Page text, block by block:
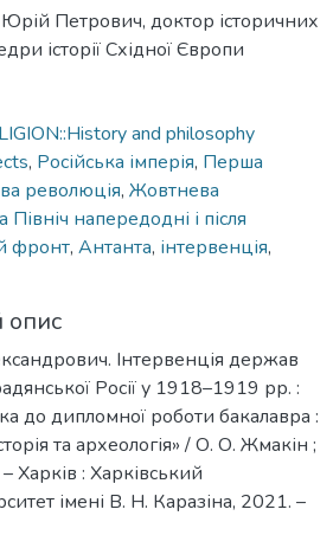
Петрович, доктор історичних
історії Східної Європи
and philosophy
, Російська імперія, Перша
революція, Жовтнева
Північ напередодні і після
фронт, Антанта, інтервенція,
опис
Інтервенція держав
Росії у 1918–1919 рр. :
до дипломної роботи бакалавра :
та археологія» / О. О. Жмакін ;
Харків : Харківський
імені В. Н. Каразіна, 2021. –